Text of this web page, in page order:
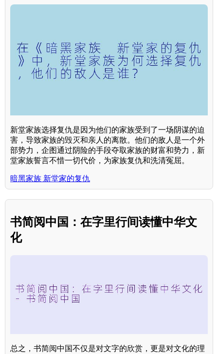
新堂家族选择复仇是因为他们的家族受到了一场阴谋的迫
害，导致家族的毁灭和亲人的离散。他们的敌人是一个外
部势力，企图通过阴险的手段夺取家族的财富和势力，新
堂家族誓言不惜一切代价，为家族复仇和洗清冤屈。
暗黑家族 新堂家的复仇
书简阅中国：在字里行间读懂中华文
化
总之，书简阅中国不仅是对文字的欣赏，更是对文化的理